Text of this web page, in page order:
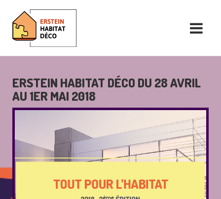
ERSTEIN HABITAT DÉCO DU 28 AVRIL
AU 1ER MAI 2018